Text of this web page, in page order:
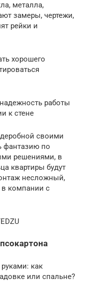
металла,
замеры, чертежи,
рейки и
хорошего
работы
к стене
своими
фантазию по
решениями, в
квартиры будут
несложный,
в компании с
как
или спальне?